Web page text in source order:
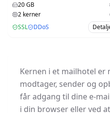
20GB
2 kerner
SSL
DDoS
Kernen i et mailhotel er
modtager, sender og
får adgang til dine e-
i din browser eller ved